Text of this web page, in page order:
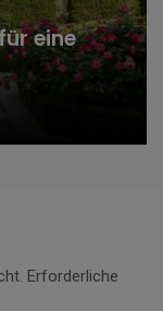
eine
Erforderliche